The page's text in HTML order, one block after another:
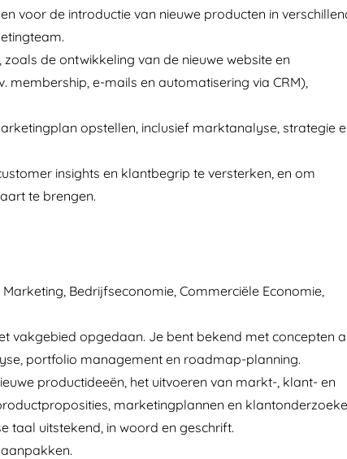
voor de introductie van nieuwe producten in
de ontwikkeling van de nieuwe website en
e-mails en automatisering via CRM),
opstellen, inclusief marktanalyse, strategie
insights en klantbegrip te versterken, en om
te brengen.
Bedrijfseconomie, Commerciële Economie,
vakgebied opgedaan. Je bent bekend met concepten
portfolio management en roadmap-planning.
productideeën, het uitvoeren van markt-, klant- en
marketingplannen en
taal uitstekend, in woord en geschrift.